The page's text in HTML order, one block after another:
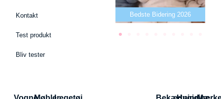
Kontakt
Test produkt
Bliv tester
Bedste puslepude 2026 Bedste Bidering 2026